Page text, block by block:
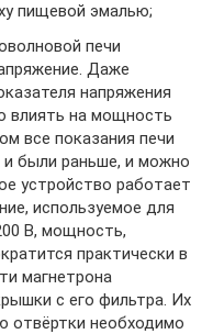
пищевой эмалью;
печи
Даже
напряжения
влиять на мощность
все показания печи
были раньше, и можно
устройство работает
используемое для
В, мощность,
практически в
магнетрона
с его фильтра. Их
необходимо